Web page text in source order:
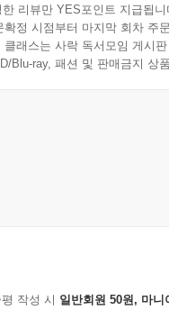
리뷰만 YES포인트 지급됩니
정 시점부터 마지막 회차 주
래스는 사락 독서모임 게시
Blu-ray, 패션 및 판매금지 상
작성 시 일반회원 50원, 마니